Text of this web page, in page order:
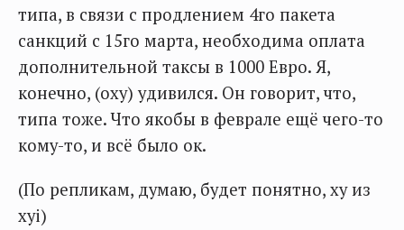
типа, в связи с продлением 4го пакета
санкций с 15го марта, необходима оплата
дополнительной таксы в 1000 Евро. Я,
конечно, (оху) удивился. Он говорит, что,
типа тоже. Что якобы в феврале ещё чего-то
кому-то, и всё было ок.
(По репликам, думаю, будет понятно, ху из
хуi)